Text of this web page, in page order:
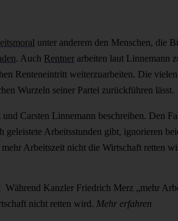
unter anderem den Menschen, die
. Auch Rentner arbeiten laut Linnemann
Renteneintritt weiterzuarbeiten. Die vielen
Wurzeln seiner Partei zurückführen lässt.
Carsten Linnemann beschreiben. Den
geleistete Arbeitsstunden gibt, ignorieren
Arbeitszeit nicht die Wirtschaft retten
Während Kanzler Friedrich Merz „mehr
nicht retten wird. Mehr erfahren